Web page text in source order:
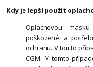
Kdy je lepší použít
Oplachovou
poškozené a
ochranu. V tomto
CGM. V tomto